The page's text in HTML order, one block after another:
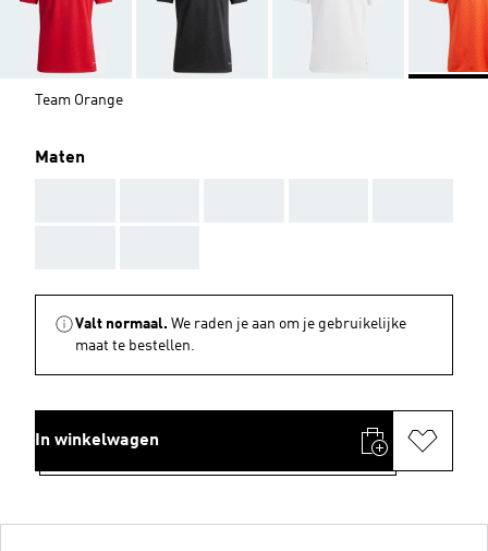
Team Orange
Maten
Valt normaal. We raden je aan om je gebruikelijke
maat te bestellen.
In winkelwagen